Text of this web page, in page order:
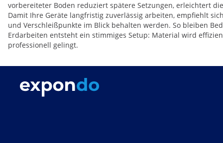
vorbereiteter Boden reduziert spätere Setzungen, erleichtert
Damit Ihre Geräte langfristig zuverlässig arbeiten, empfiehlt
und Verschleißpunkte im Blick behalten werden. So bleiben
Erdarbeiten entsteht ein stimmiges Setup: Material wird
professionell gelingt.